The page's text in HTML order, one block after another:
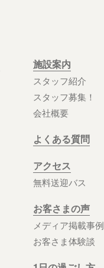
施設案内
スタッフ紹介
スタッフ募集！
会社概要
よくある質問
アクセス
無料送迎バス
お客さまの声
メディア掲載事例
お客さま体験談